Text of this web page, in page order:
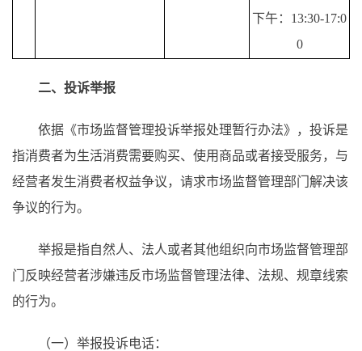
下午：13:30-17:0
0
二、投诉举报
依据《市场监督管理投诉举报处理暂行办法》，投诉是
指消费者为生活消费需要购买、使用商品或者接受服务，与
经营者发生消费者权益争议，请求市场监督管理部门解决该
争议的行为。
举报是指自然人、法人或者其他组织向市场监督管理部
门反映经营者涉嫌违反市场监督管理法律、法规、规章线索
的行为。
（一）举报投诉电话：